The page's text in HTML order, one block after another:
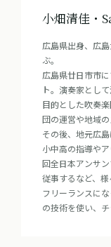
小畑清佳・
広島県出身、広
ぶ。
広島県廿日市市
ト。演奏家とし
目的とした吹奏
団の運営や地域の
その後、地元広
小中高の指導や
回全日本アンサ
従事するなど、様
フリーランスに
の技術を使い、